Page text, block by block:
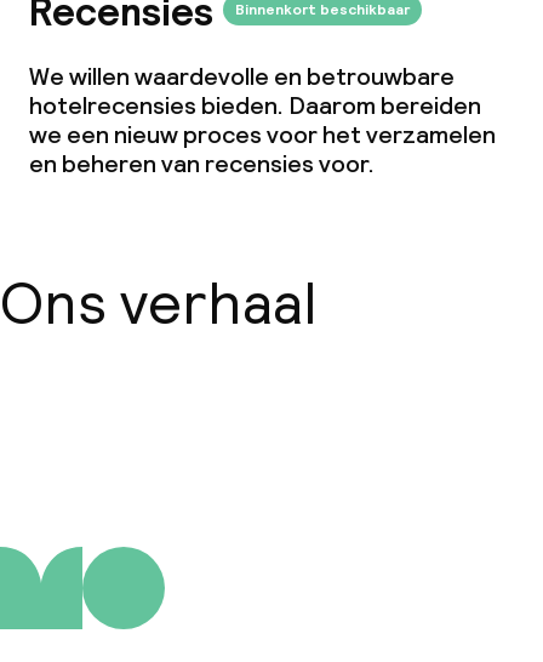
Recensies Binnenkort beschikbaar
We willen waardevolle en betrouwbare
hotelrecensies bieden. Daarom bereiden
we een nieuw proces voor het verzamelen
en beheren van recensies voor.
Ons verhaal